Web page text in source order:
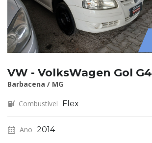
VW - VolksWagen Gol G4
Barbacena / MG
Combustível Flex
Ano 2014